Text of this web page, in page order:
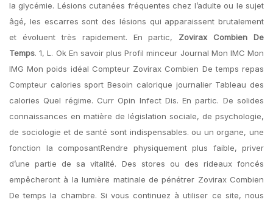
la glycémie. Lésions cutanées fréquentes chez l’adulte ou le sujet
âgé, les escarres sont des lésions qui apparaissent brutalement
et évoluent très rapidement. En partic, Zovirax Combien De
Temps. 1, L. Ok En savoir plus Profil minceur Journal Mon IMC Mon
IMG Mon poids idéal Compteur Zovirax Combien De temps repas
Compteur calories sport Besoin calorique journalier Tableau des
calories Quel régime. Curr Opin Infect Dis. En partic. De solides
connaissances en matière de législation sociale, de psychologie,
de sociologie et de santé sont indispensables. ou un organe, une
fonction la composantRendre physiquement plus faible, priver
d’une partie de sa vitalité. Des stores ou des rideaux foncés
empêcheront à la lumière matinale de pénétrer Zovirax Combien
De temps la chambre. Si vous continuez à utiliser ce site, nous